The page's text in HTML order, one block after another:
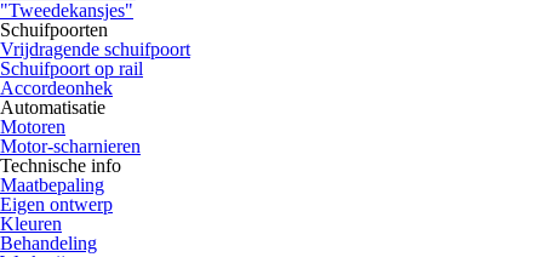
"Tweedekansjes"
Schuifpoorten
Vrijdragende schuifpoort
Schuifpoort op rail
Accordeonhek
Automatisatie
Motoren
Motor-scharnieren
Technische info
Maatbepaling
Eigen ontwerp
Kleuren
Behandeling